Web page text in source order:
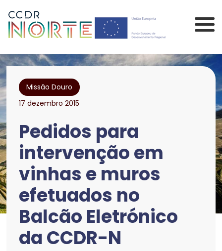
Comissão de
Missão Douro
17 dezembro 2015
Pedidos para
intervenção em
vinhas e muros
efetuados no
Balcão Eletrónico
da CCDR-N